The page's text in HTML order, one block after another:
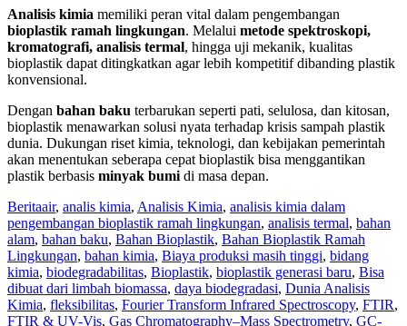
Analisis kimia memiliki peran vital dalam pengembangan
bioplastik ramah lingkungan. Melalui metode spektroskopi,
kromatografi, analisis termal, hingga uji mekanik, kualitas
bioplastik dapat ditingkatkan agar lebih kompetitif dibanding plastik
konvensional.
Dengan bahan baku terbarukan seperti pati, selulosa, dan kitosan,
bioplastik menawarkan solusi nyata terhadap krisis sampah plastik
dunia. Dukungan riset kimia, teknologi, dan kebijakan pemerintah
akan menentukan seberapa cepat bioplastik bisa menggantikan
plastik berbasis minyak bumi di masa depan.
Beritaair, analis kimia, Analisis Kimia, analisis kimia dalam
pengembangan bioplastik ramah lingkungan, analisis termal, bahan
alam, bahan baku, Bahan Bioplastik, Bahan Bioplastik Ramah
Lingkungan, bahan kimia, Biaya produksi masih tinggi, bidang
kimia, biodegradabilitas, Bioplastik, bioplastik generasi baru, Bisa
dibuat dari limbah biomassa, daya biodegradasi, Dunia Analisis
Kimia, fleksibilitas, Fourier Transform Infrared Spectroscopy, FTIR,
FTIR & UV-Vis, Gas Chromatography–Mass Spectrometry, GC-